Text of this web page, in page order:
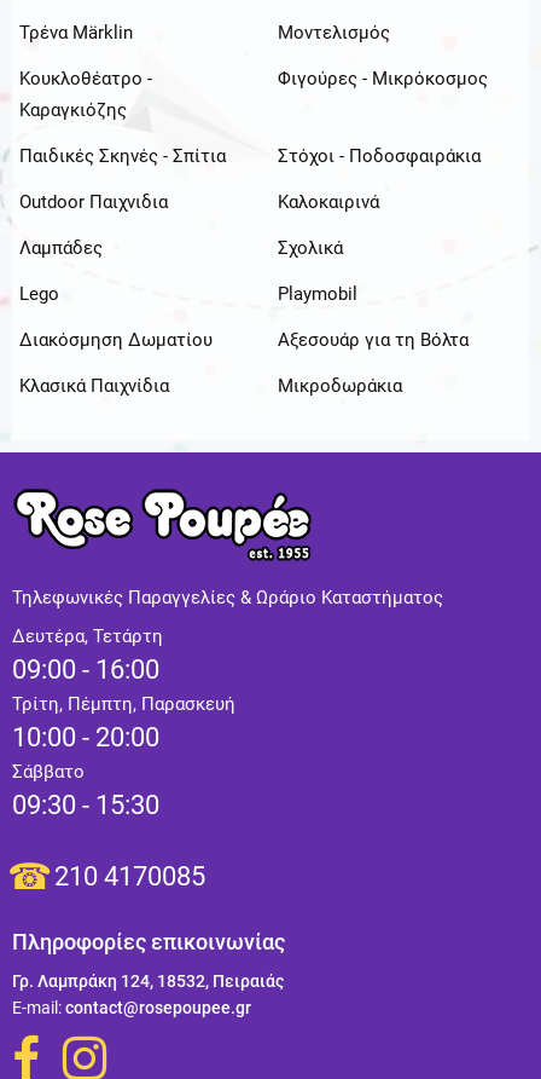
Τρένα Märklin Μοντελισμός
Κουκλοθέατρο -
Καραγκιόζης
Φιγούρες - Μικρόκοσμος
Παιδικές Σκηνές - Σπίτια Στόχοι - Ποδοσφαιράκια
Outdoor Παιχνιδια Καλοκαιρινά
Λαμπάδες Σχολικά
Lego Playmobil
Διακόσμηση Δωματίου Αξεσουάρ για τη Βόλτα
Κλασικά Παιχνίδια Μικροδωράκια
Τηλεφωνικές Παραγγελίες & Ωράριο Καταστήματος
Δευτέρα, Τετάρτη
09:00 - 16:00
Τρίτη, Πέμπτη, Παρασκευή
10:00 - 20:00
Σάββατο
09:30 - 15:30
210 4170085
Πληροφορίες επικοινωνίας
Γρ. Λαμπράκη 124, 18532, Πειραιάς
Ε-mail:contact@rosepoupee.gr